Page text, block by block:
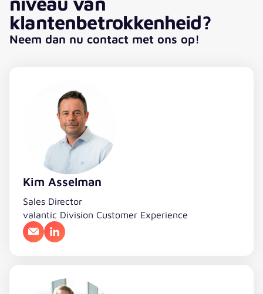
klantenbetrokkenheid?
Neem dan nu contact met ons op!
Kim Asselman
Sales Director
valantic Division Customer Experience
E-mailadres
LinkedIn